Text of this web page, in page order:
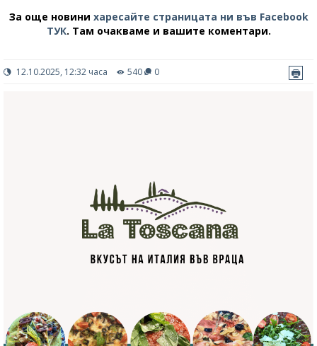
За още новини харесайте страницата ни във Facebook
ТУК. Там очакваме и вашите коментари.
12.10.2025, 12:32 часа 540 0